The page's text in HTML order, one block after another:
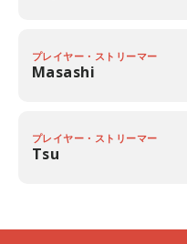
プレイヤー・ストリーマー
Masashi
プレイヤー・ストリーマー
Tsu